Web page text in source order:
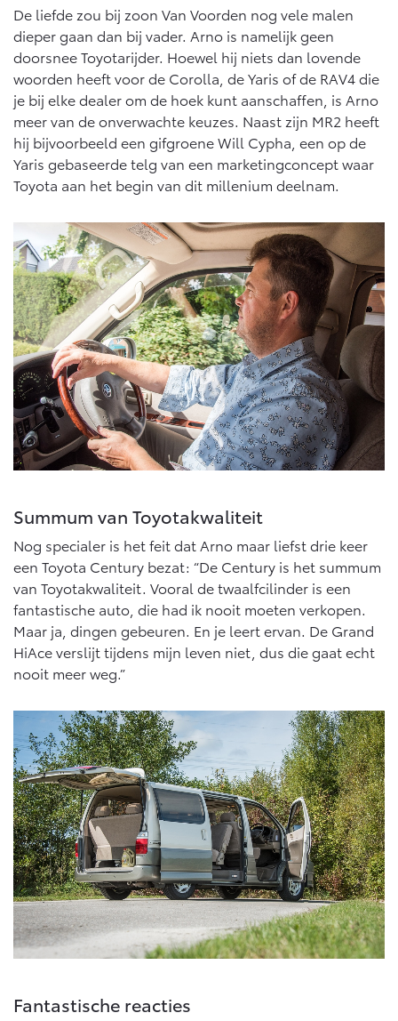
De liefde zou bij zoon Van Voorden nog vele malen
dieper gaan dan bij vader. Arno is namelijk geen
doorsnee Toyotarijder. Hoewel hij niets dan lovende
woorden heeft voor de Corolla, de Yaris of de RAV4 die
je bij elke dealer om de hoek kunt aanschaffen, is Arno
meer van de onverwachte keuzes. Naast zijn MR2 heeft
hij bijvoorbeeld een gifgroene Will Cypha, een op de
Yaris gebaseerde telg van een marketingconcept waar
Toyota aan het begin van dit millenium deelnam.
Summum van Toyotakwaliteit
Nog specialer is het feit dat Arno maar liefst drie keer
een Toyota Century bezat: “De Century is het summum
van Toyotakwaliteit. Vooral de twaalfcilinder is een
fantastische auto, die had ik nooit moeten verkopen.
Maar ja, dingen gebeuren. En je leert ervan. De Grand
HiAce verslijt tijdens mijn leven niet, dus die gaat echt
nooit meer weg.”
Fantastische reacties